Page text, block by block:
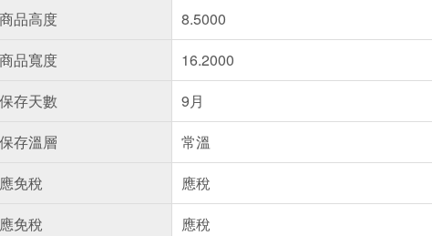
商品高度
8.5000
商品寬度
16.2000
保存天數
9月
保存溫層
常溫
應免稅
應稅
應免稅
應稅